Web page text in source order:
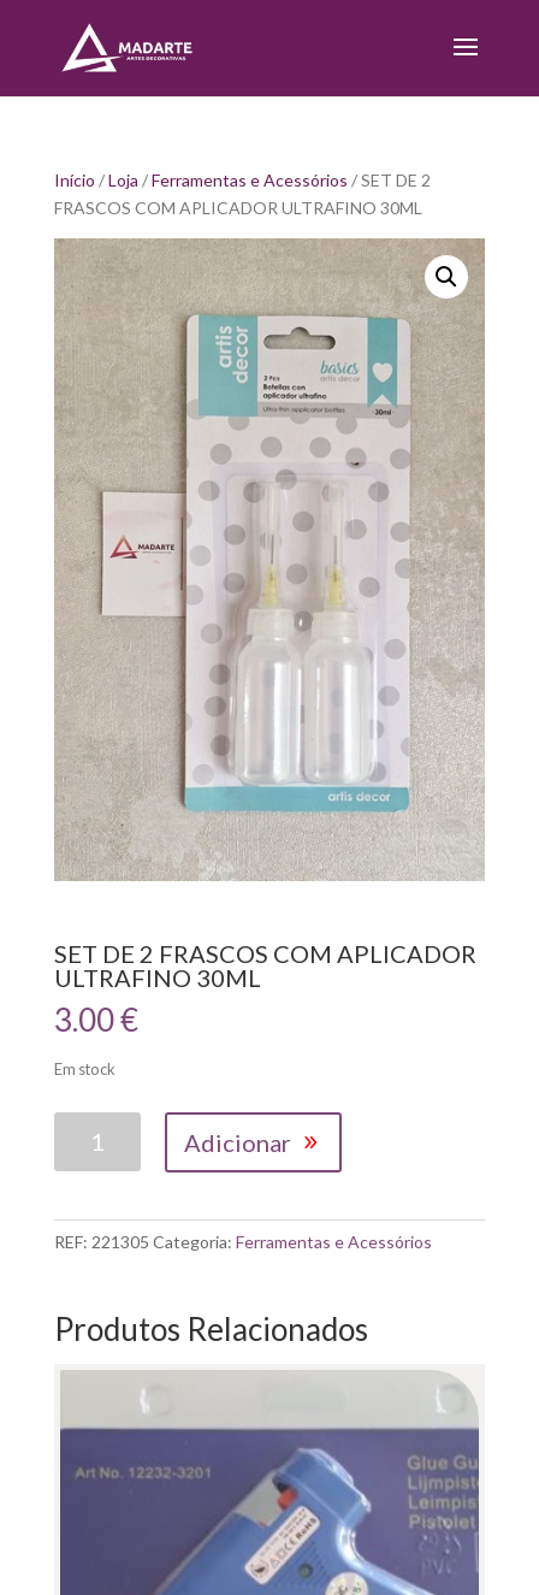
Início /Loja /Ferramentas e Acessórios / SET DE 2
FRASCOS COM APLICADOR ULTRAFINO 30ML
SET DE 2 FRASCOS COM APLICADOR
ULTRAFINO 30ML
3.00€
Em stock
2
APLICADOR
ULTRAFINO
30ML
Adicionar
REF: 221305 Categoria: Ferramentas e Acessórios
Produtos Relacionados